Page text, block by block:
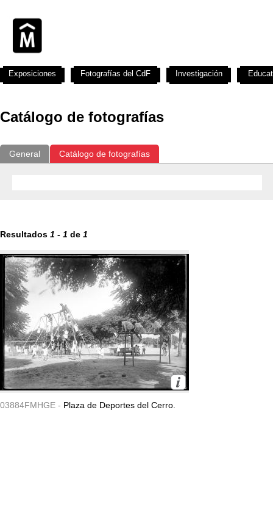
Catálogo de fotografías
General Catálogo de fotografías
Resultados 1 - 1 de 1
03884FMHGE - Plaza de Deportes del Cerro.
Exposiciones Fotografías del CdF Investigación